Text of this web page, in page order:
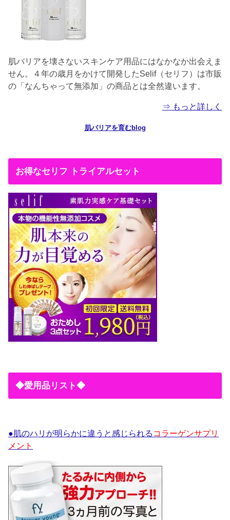
肌バリアを壊さないスキンケア用品にはなかなか出会えま
せん。４年の歳月をかけて開発したSelif（セリフ）は市販
の「なんちゃって無添加」の商品とは全然違います。
⇒ もっと詳しく
肌バリアを育むblog
お得なセリフ トライアルセット
◆愛用品リスト◆
●肌のハリが明らかに違うと感じられる コラーゲンサプリ
メント